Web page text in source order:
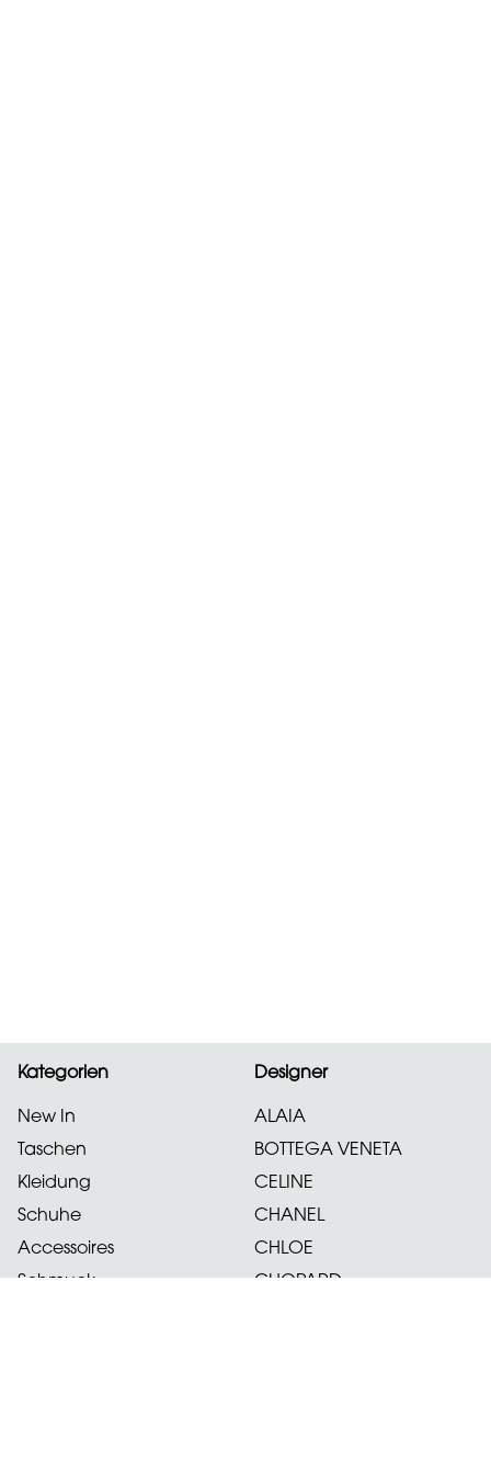
Kategorien
New In
Taschen
Kleidung
Schuhe
Accessoires
Schmuck
Designer
ALAIA
BOTTEGA VENETA
CELINE
CHANEL
CHLOE
CHOPARD